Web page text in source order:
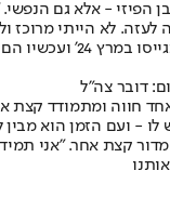
- אלא גם הנפשי.
לעזה. לא הייתי
"בדיעבד אלה
לו - ועם הזמן הוא מבין
ומסיים בחיזוק נכדו שמתמודד עד היום בגבורה,